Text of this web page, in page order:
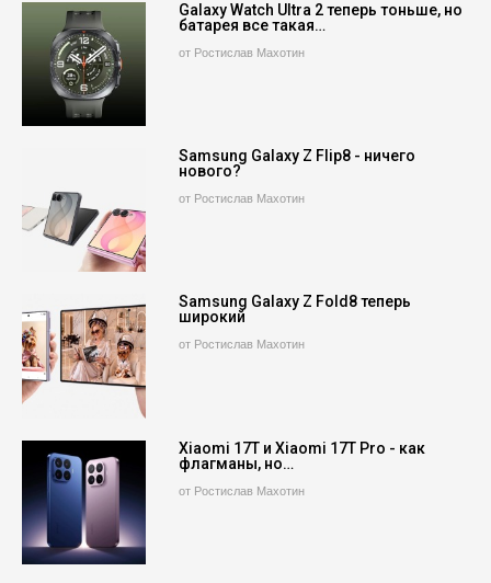
Galaxy Watch Ultra 2 теперь тоньше, но
батарея все такая…
от Ростислав Махотин
Samsung Galaxy Z Flip8 - ничего
нового?
от Ростислав Махотин
Samsung Galaxy Z Fold8 теперь
широкий
от Ростислав Махотин
Xiaomi 17T и Xiaomi 17T Pro - как
флагманы, но…
от Ростислав Махотин